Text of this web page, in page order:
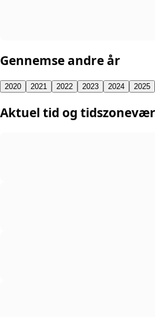
Gennemse andre år
2020 2021 2022 2023 2024 2025
Aktuel tid og